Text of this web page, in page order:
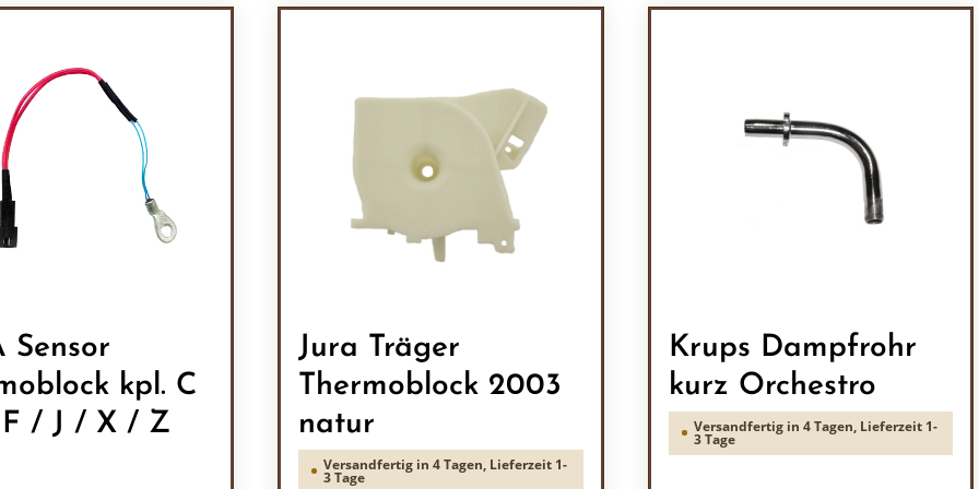
Sensor
kpl. C
/ J / X / Z
Jura Träger
Thermoblock 2003
natur
Versandfertig in 4 Tagen, Lieferzeit 1-
3 Tage
Krups Dampfrohr
kurz Orchestro
Versandfertig in 4 Tagen, Lieferzeit 1-
3 Tage